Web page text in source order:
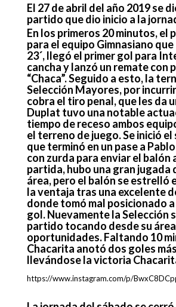
El 27 de abril del año 2019 se
partido que dio inicio a la
En los primeros 20 minutos,
para el equipo Gimnasiano
23´, llegó el primer gol para
cancha y lanzó un remate con
“Chaca”. Seguido a esto, la
Selección Mayores, por
cobra el tiro penal, que les da
Duplat tuvo una notable
tiempo de receso ambos
el terreno de juego. Se inició
que terminó en un pase a
con zurda para enviar el balón
partida, hubo una gran
área, pero el balón se estrelló
la ventaja tras una excelente
donde tomó mal posicionado
gol. Nuevamente la Selección
partido tocando desde su
oportunidades. Faltando 10
Chacarita anotó dos goles
llevándose la victoria
https://www.instagram.com/p/